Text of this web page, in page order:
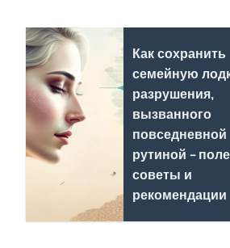
Как сохранить
семейную
разрушения,
вызванного
повседневной
рутиной -
советы и
рекомендации